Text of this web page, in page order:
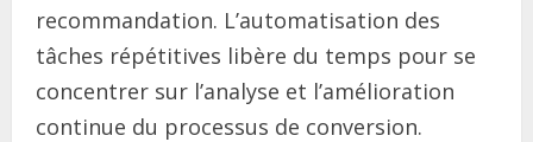
recommandation. L’automatisation des
tâches répétitives libère du temps pour se
concentrer sur l’analyse et l’amélioration
continue du processus de conversion.